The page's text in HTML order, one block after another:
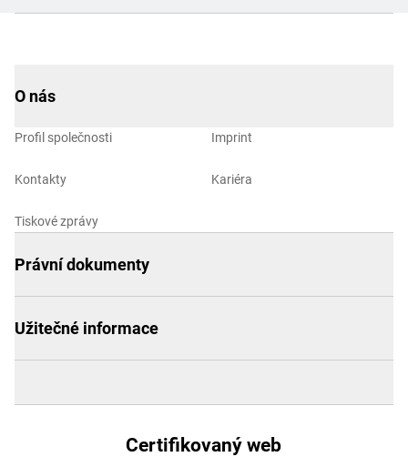
O nás
Profil společnosti
Kontakty
Tiskové zprávy
Imprint
Kariéra
Právní dokumenty
Užitečné informace
Certifikovaný web